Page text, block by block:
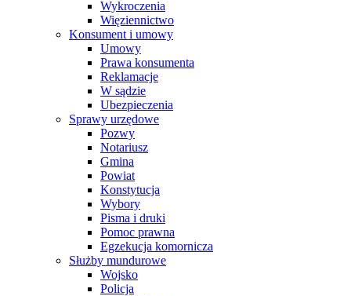
Wykroczenia
Więziennictwo
Konsument i umowy
Umowy
Prawa konsumenta
Reklamacje
W sądzie
Ubezpieczenia
Sprawy urzędowe
Pozwy
Notariusz
Gmina
Powiat
Konstytucja
Wybory
Pisma i druki
Pomoc prawna
Egzekucja komornicza
Służby mundurowe
Wojsko
Policja